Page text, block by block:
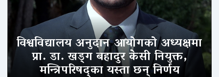
विश्वविद्यालय अनुदान आयोगको अध्यक्षमा
प्रा. डा. खड्ग बहादुर केसी नियुक्त,
मन्त्रिपरिषद्का यस्ता छन् निर्णय